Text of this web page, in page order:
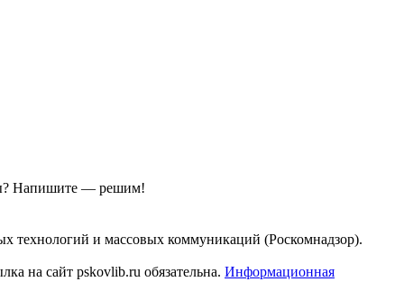
Напишите — решим!
технологий и массовых коммуникаций (Роскомнадзор).
на сайт pskovlib.ru обязательна. Информационная